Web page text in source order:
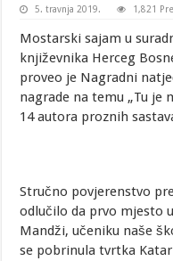
5. travnja 2019. 1,821
Mostarski sajam u
književnika Herceg
proveo je Nagradni
nagrade na temu „Tu je
14 autora proznih
Stručno povjerenstvo
odlučilo da prvo mjesto
Mandži, učeniku naše
se pobrinula tvrtka